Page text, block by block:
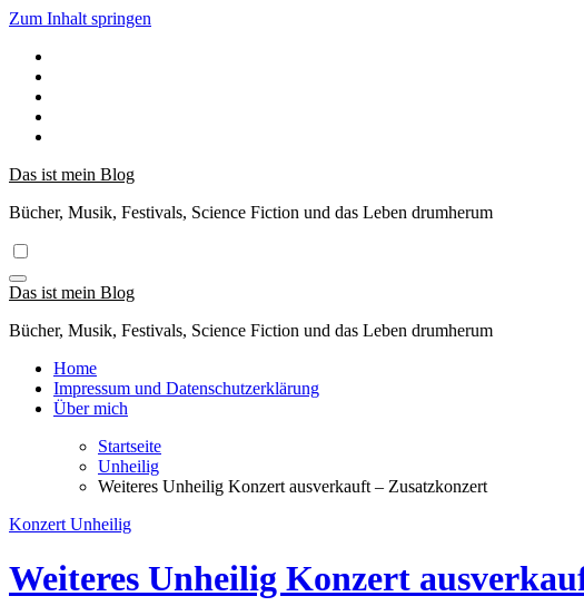
Zum Inhalt springen
Das ist mein Blog
Bücher, Musik, Festivals, Science Fiction und das Leben drumherum
Das ist mein Blog
Bücher, Musik, Festivals, Science Fiction und das Leben drumherum
Home
Impressum und Datenschutzerklärung
Über mich
Startseite
Unheilig
Weiteres Unheilig Konzert ausverkauft – Zusatzkonzert
Konzert Unheilig
Weiteres Unheilig Konzert